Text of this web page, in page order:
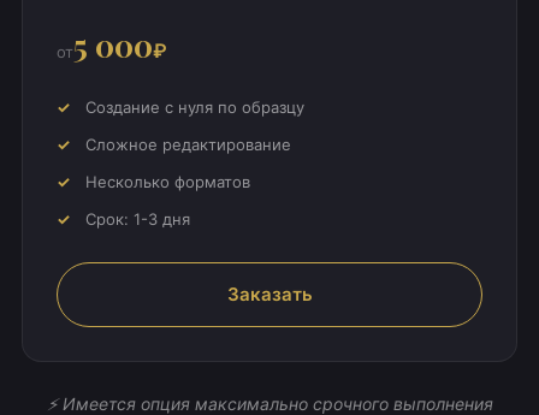
от5 000₽
Создание с нуля по образцу
Сложное редактирование
Несколько форматов
Срок: 1-3 дня
Заказать
⚡ Имеется опция максимально срочного выполнения